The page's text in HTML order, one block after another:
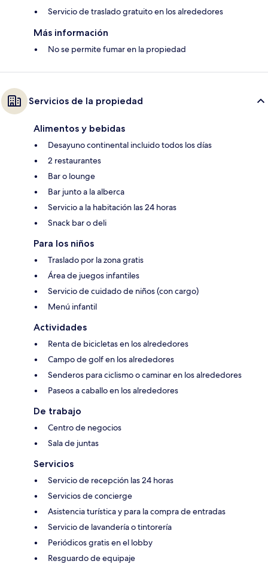
Servicio de traslado gratuito en los alrededores
Más información
No se permite fumar en la propiedad
Servicios de la propiedad
Alimentos y bebidas
Desayuno continental incluido todos los días
2 restaurantes
Bar o lounge
Bar junto a la alberca
Servicio a la habitación las 24 horas
Snack bar o deli
Para los niños
Traslado por la zona gratis
Área de juegos infantiles
Servicio de cuidado de niños (con cargo)
Menú infantil
Actividades
Renta de bicicletas en los alrededores
Campo de golf en los alrededores
Senderos para ciclismo o caminar en los alrededores
Paseos a caballo en los alrededores
De trabajo
Centro de negocios
Sala de juntas
Servicios
Servicio de recepción las 24 horas
Servicios de concierge
Asistencia turística y para la compra de entradas
Servicio de lavandería o tintorería
Periódicos gratis en el lobby
Resguardo de equipaje